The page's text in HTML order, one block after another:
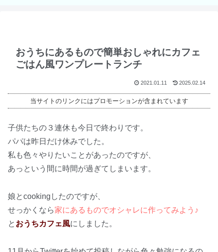
おうちにあるもので簡単おしゃれにカフェ
ごはん風ワンプレートランチ
2021.01.11 2025.02.14
当サイトのリンクにはプロモーションが含まれています
子供たちの３連休も今日で終わりです。
パパは昨日だけ休みでした。
私も色々やりたいことがあったのですが、
あっという間に時間が過ぎてしまいます。
娘とcookingしたのですが、
せっかくなら家にあるものでオシャレに作ってみよう♪
と おうちカフェ風にしました。